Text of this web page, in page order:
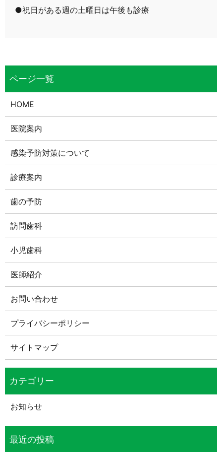
●祝日がある週の土曜日は午後も診療
HOME
医院案内
感染予防対策について
診療案内
歯の予防
訪問歯科
小児歯科
医師紹介
お問い合わせ
プライバシーポリシー
サイトマップ
お知らせ